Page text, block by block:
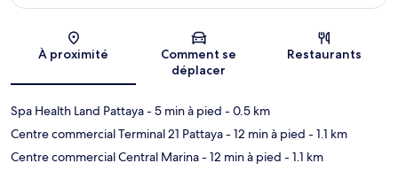
À proximité
Comment se
déplacer
Restaurants
Spa Health Land Pattaya- 5 min à pied - 0.5 km
Centre commercial Terminal 21 Pattaya- 12 min à pied - 1.1 km
Centre commercial Central Marina- 12 min à pied - 1.1 km